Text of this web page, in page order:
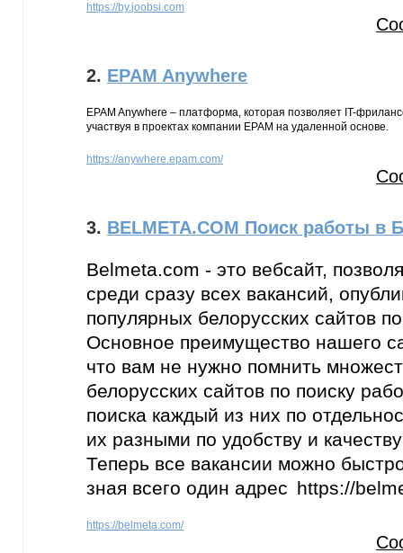
https://by.joobsi.com
2. EPAM Anywhere
EPAM Anywhere – платформа, которая позволяет IT-
участвуя в проектах компании EPAM на удаленной основе.
https://anywhere.epam.com/
3. BELMETA.COM Поиск работы в
Belmeta.com - это вебсайт,
среди сразу всех вакансий,
популярных белорусских сайтов
Основное преимущество нашего
что вам не нужно помнить
белорусских сайтов по поиску
поиска каждый из них по
их разными по удобству и
Теперь все вакансии можно
зная всего один адрес https://
https://belmeta.com/